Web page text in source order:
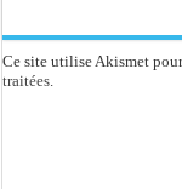
Ce site utilise Akismet
traitées.